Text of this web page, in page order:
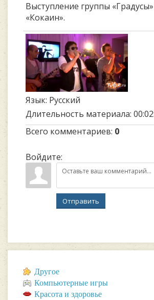
Выступление группы
«Кокаин».
Язык: Русский
Длительность материала:
Всего комментариев: 0
Войдите:
Отправить
Другое
Компьютерные игры
Красота и здоровье